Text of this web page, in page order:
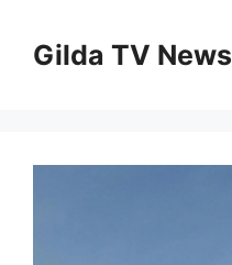
contenuto
Gilda TV News